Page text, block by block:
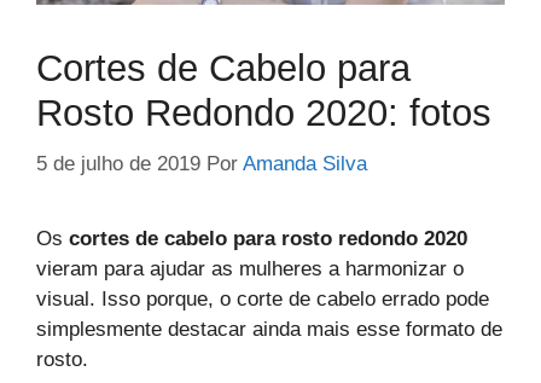
Cortes de Cabelo para
Rosto Redondo 2020: fotos
5 de julho de 2019 Por Amanda Silva
Os cortes de cabelo para rosto redondo 2020
vieram para ajudar as mulheres a harmonizar o
visual. Isso porque, o corte de cabelo errado pode
simplesmente destacar ainda mais esse formato de
rosto.